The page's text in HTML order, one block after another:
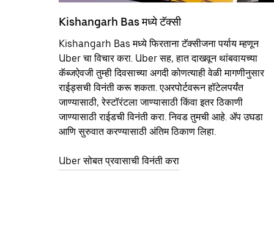
Kishangarh Bas मध्ये टॅक्सी
Kishangarh Bas मध्ये फिरताना टॅक्सीजना पर्याय म्हणून
Uber चा विचार करा. Uber सह, हात दाखवून थांबवायच्या
कॅब्जऐवजी तुम्ही दिवसाच्या अगदी कोणत्याही वेळी मागणीनुसार
राईड्सची विनंती करू शकता. एअरपोर्टवरून हॉटेलपर्यंत
जाण्यासाठी, रेस्टॉरंटला जाण्यासाठी किंवा इतर‍ ठिकाणी
जाण्यासाठी राईडची विनंती करा. निवड तुमची आहे. ॲप उघडा
आणि सुरुवात करण्यासाठी अंतिम ठिकाण लिहा.
Uber सोबत प्रवासाची विनंती करा